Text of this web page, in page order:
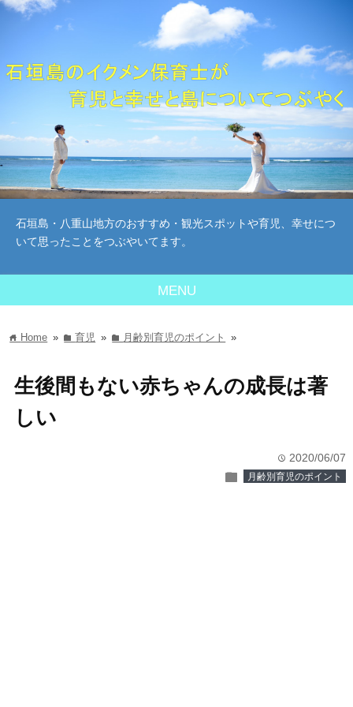
石垣島・八重山地方のおすすめ・観光スポットや育児、幸せにつ
いて思ったことをつぶやいてます。
MENU
home Home » folder 育児 » folder 月齢別育児のポイント »
生後間もない赤ちゃんの成長は著
しい
time 2020/06/07
folder 月齢別育児のポイント